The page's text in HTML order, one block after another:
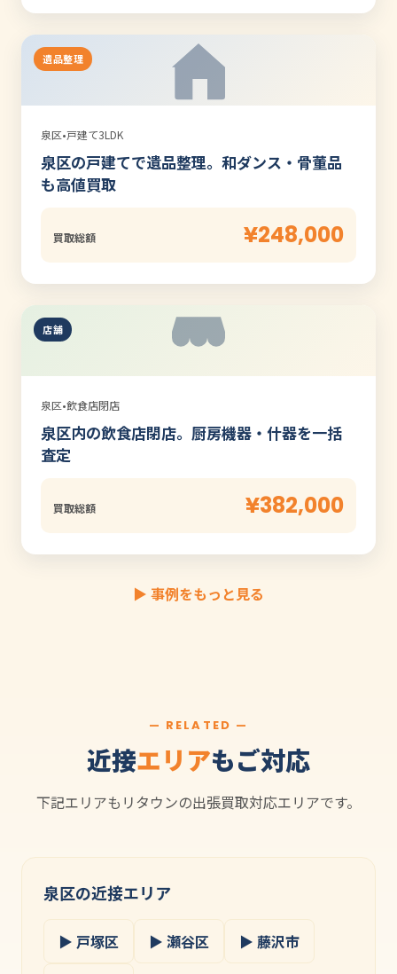
遺品整理
泉区•戸建て3LDK
泉区の戸建てで遺品整理。和ダンス・骨董品
も高値買取
買取総額 ¥248,000
店舗
泉区•飲食店閉店
泉区内の飲食店閉店。厨房機器・什器を一括
査定
買取総額 ¥382,000
▶ 事例をもっと見る
— RELATED —
近接エリアもご対応
下記エリアもリタウンの出張買取対応エリアです。
泉区の近接エリア
▶ 戸塚区 ▶ 瀬谷区 ▶ 藤沢市